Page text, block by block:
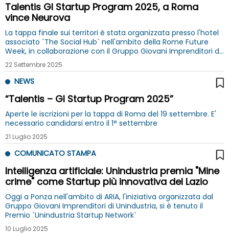
Talentis GI Startup Program 2025, a Roma
vince Neurova
La tappa finale sui territori è stata organizzata presso l'hotel
associato `The Social Hub` nell'ambito della Rome Future
Week, in collaborazione con il Gruppo Giovani Imprenditori di
Unindustria
22 Settembre 2025
NEWS
“Talentis – GI Startup Program 2025”
Aperte le iscrizioni per la tappa di Roma del 19 settembre. E'
necessario candidarsi entro il 1° settembre
21 Luglio 2025
COMUNICATO STAMPA
Intelligenza artificiale: Unindustria premia "Mine
crime" come Startup più innovativa del Lazio
Oggi a Ponza nell'ambito di ARIA, l'iniziativa organizzata dal
Gruppo Giovani Imprenditori di Unindustria, si è tenuto il
Premio `Unindustria Startup Network`
10 Luglio 2025